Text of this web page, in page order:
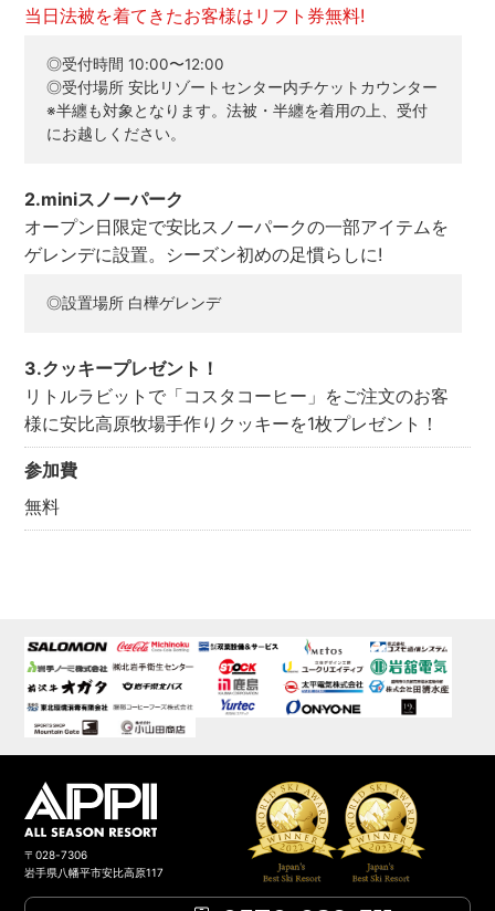
当日法被を着てきたお客様はリフト券無料!
◎受付時間 10:00〜12:00
◎受付場所 安比リゾートセンター内チケットカウンター
※半纏も対象となります。法被・半纏を着用の上、受付
にお越しください。
2.miniスノーパーク
オープン日限定で安比スノーパークの一部アイテムを
ゲレンデに設置。 シーズン初めの足慣らしに!
◎設置場所 白樺ゲレンデ
3.クッキープレゼント！
リトルラビットで「コスタコーヒー」をご注文のお客
様に安比高原牧場手作りクッキーを1枚プレゼント！
参加費
無料
〒028-7306
岩手県八幡平市安比高原117